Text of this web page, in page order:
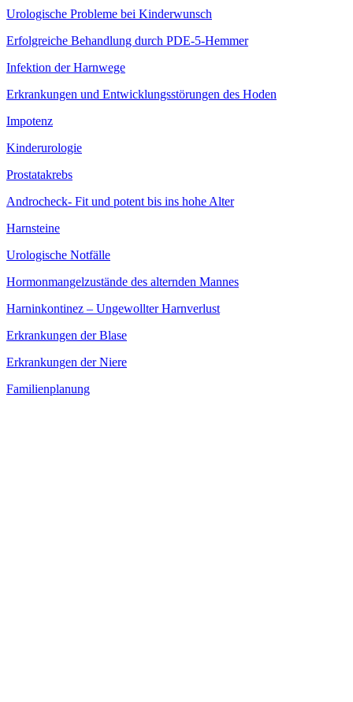
Urologische Probleme bei Kinderwunsch
Erfolgreiche Behandlung durch PDE-5-Hemmer
Infektion der Harnwege
Erkrankungen und Entwicklungsstörungen des Hoden
Impotenz
Kinderurologie
Prostatakrebs
Androcheck- Fit und potent bis ins hohe Alter
Harnsteine
Urologische Notfälle
Hormonmangel­zustände des alternden Mannes
Harninkontinez – Ungewollter Harnverlust
Erkrankungen der Blase
Erkrankungen der Niere
Familienplanung